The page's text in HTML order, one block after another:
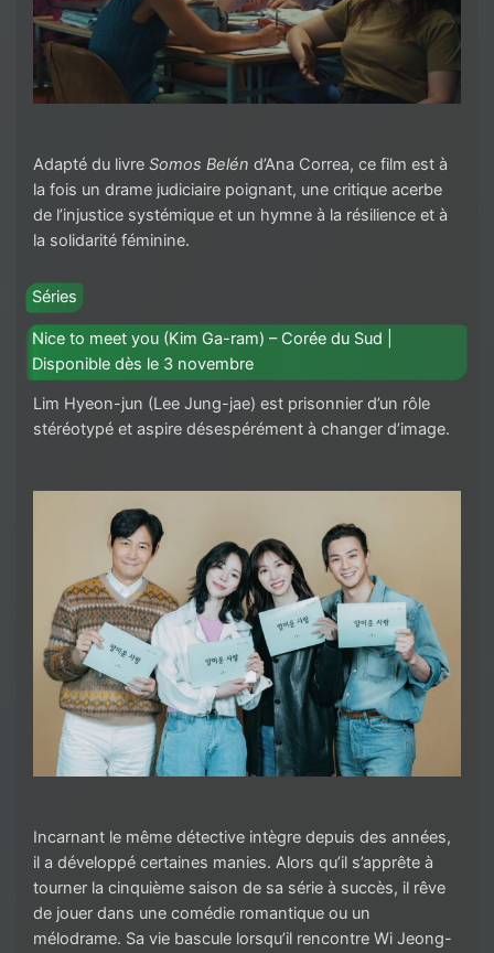
Adapté du livre Somos Belén d’Ana Correa, ce film est à
la fois un drame judiciaire poignant, une critique acerbe
de l’injustice systémique et un hymne à la résilience et à
la solidarité féminine.
Séries
Nice to meet you (Kim Ga-ram) – Corée du Sud |
Disponible dès le 3 novembre
Lim Hyeon-jun (Lee Jung-jae) est prisonnier d’un rôle
stéréotypé et aspire désespérément à changer d’image.
Incarnant le même détective intègre depuis des années,
il a développé certaines manies. Alors qu’il s’apprête à
tourner la cinquième saison de sa série à succès, il rêve
de jouer dans une comédie romantique ou un
mélodrame. Sa vie bascule lorsqu’il rencontre Wi Jeong-